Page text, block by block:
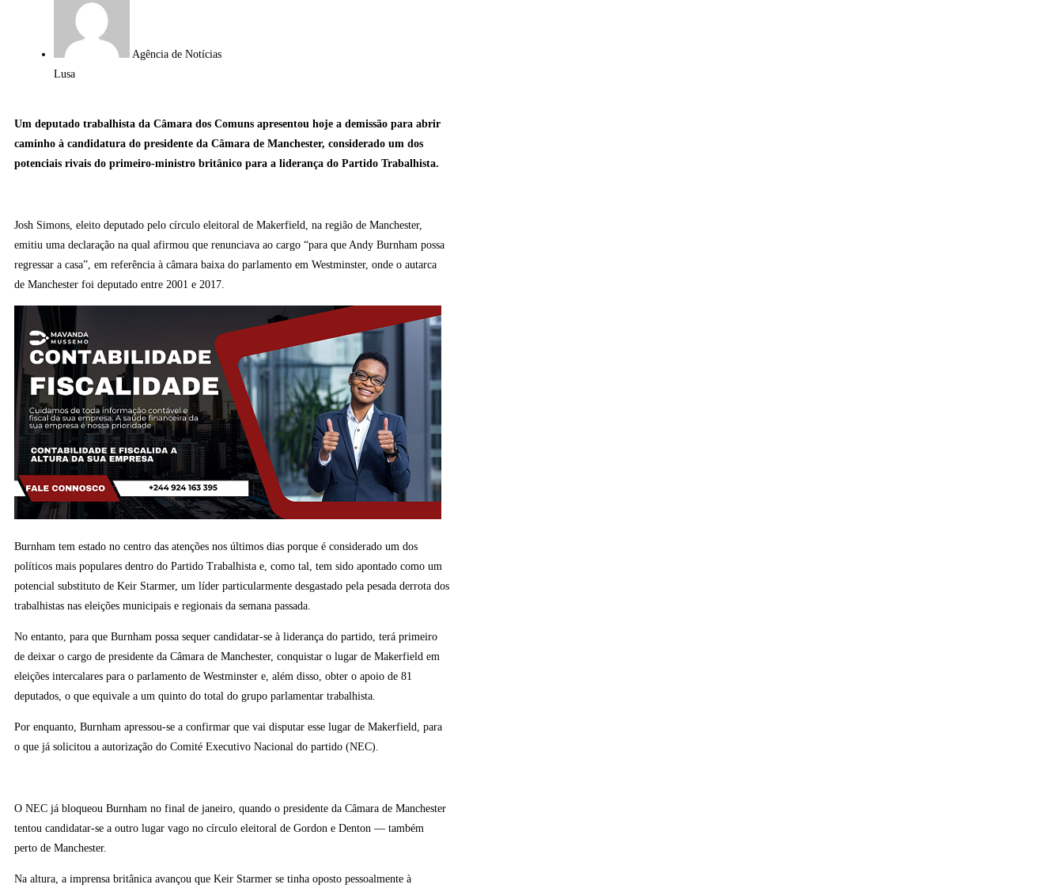
Agência de Notícias
Lusa
Um deputado trabalhista da Câmara dos Comuns apresentou hoje a demissão para abrir
caminho à candidatura do presidente da Câmara de Manchester, considerado um dos
potenciais rivais do primeiro-ministro britânico para a liderança do Partido Trabalhista.
Josh Simons, eleito deputado pelo círculo eleitoral de Makerfield, na região de Manchester,
emitiu uma declaração na qual afirmou que renunciava ao cargo “para que Andy Burnham possa
regressar a casa”, em referência à câmara baixa do parlamento em Westminster, onde o autarca
de Manchester foi deputado entre 2001 e 2017.
Burnham tem estado no centro das atenções nos últimos dias porque é considerado um dos
políticos mais populares dentro do Partido Trabalhista e, como tal, tem sido apontado como um
potencial substituto de Keir Starmer, um líder particularmente desgastado pela pesada derrota dos
trabalhistas nas eleições municipais e regionais da semana passada.
No entanto, para que Burnham possa sequer candidatar-se à liderança do partido, terá primeiro
de deixar o cargo de presidente da Câmara de Manchester, conquistar o lugar de Makerfield em
eleições intercalares para o parlamento de Westminster e, além disso, obter o apoio de 81
deputados, o que equivale a um quinto do total do grupo parlamentar trabalhista.
Por enquanto, Burnham apressou-se a confirmar que vai disputar esse lugar de Makerfield, para
o que já solicitou a autorização do Comité Executivo Nacional do partido (NEC).
O NEC já bloqueou Burnham no final de janeiro, quando o presidente da Câmara de Manchester
tentou candidatar-se a outro lugar vago no círculo eleitoral de Gordon e Denton — também
perto de Manchester.
Na altura, a imprensa britânica avançou que Keir Starmer se tinha oposto pessoalmente à